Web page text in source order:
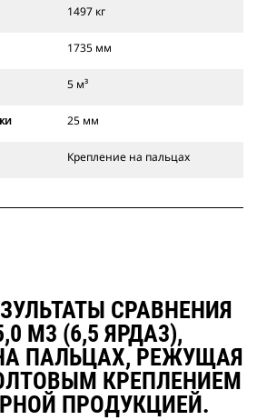
1497 кг
1735 мм
5 м³
25 мм
Крепление на пальцах
СРАВНЕНИЯ
М3 (6,5 ЯРДА3),
ПАЛЬЦАХ, РЕЖУЩАЯ
КРЕПЛЕНИЕМ
ПРОДУКЦИЕЙ.